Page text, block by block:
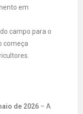
em
campo para o
começa
de 2026 – A